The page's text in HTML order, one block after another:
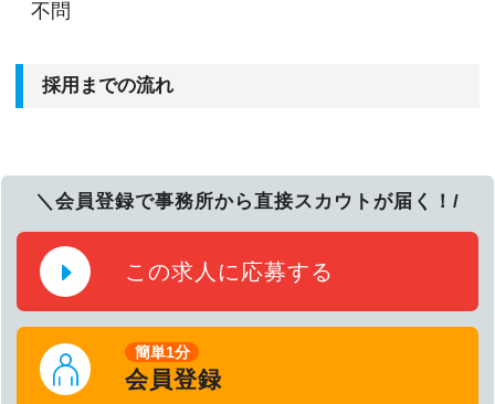
不問
採用までの流れ
＼会員登録で事務所から直接スカウトが届く！/
この求人に応募する
簡単1分
会員登録